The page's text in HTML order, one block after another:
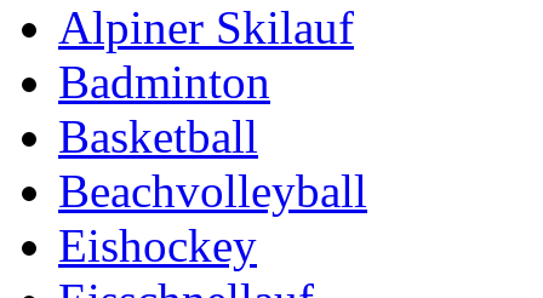
Alpiner Skilauf
Badminton
Basketball
Beachvolleyball
Eishockey